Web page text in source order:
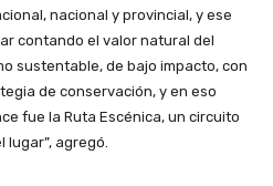
nacional y provincial, y ese
contando el valor natural del
sustentable, de bajo impacto, con
de conservación, y en eso
fue la Ruta Escénica, un circuito
agregó.